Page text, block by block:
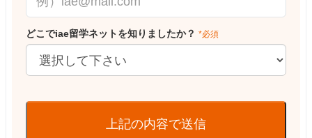
どこでiae留学ネットを知りましたか？ *必須
上記の内容で送信